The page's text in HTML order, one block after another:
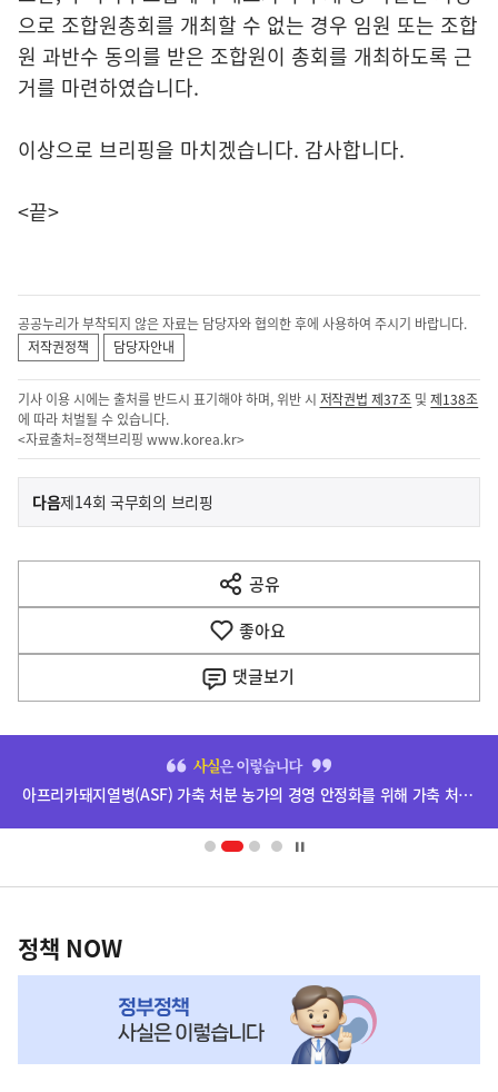
으로 조합원총회를 개최할 수 없는 경우 임원 또는 조합
원 과반수 동의를 받은 조합원이 총회를 개최하도록 근
거를 마련하였습니다.
이상으로 브리핑을 마치겠습니다. 감사합니다.
<끝>
공공누리가 부착되지 않은 자료는 담당자와 협의한 후에 사용하여 주시기 바랍니다.
저작권정책
담당자안내
기사 이용 시에는 출처를 반드시 표기해야 하며, 위반 시 저작권법 제37조 및제138조
에 따라 처벌될 수 있습니다.
<자료출처=정책브리핑 www.korea.kr>
이
전
다
음
다음기
제14회 국무회의 브리핑
공유
열
기
좋아요
댓글보기
단
영
아프리카돼지열병(ASF) 가축 처분 농가의 경영 안정화를 위해 가축 처분 보상금을 신속하게 지급하겠습니다.
책
NOW,
정책 NOW